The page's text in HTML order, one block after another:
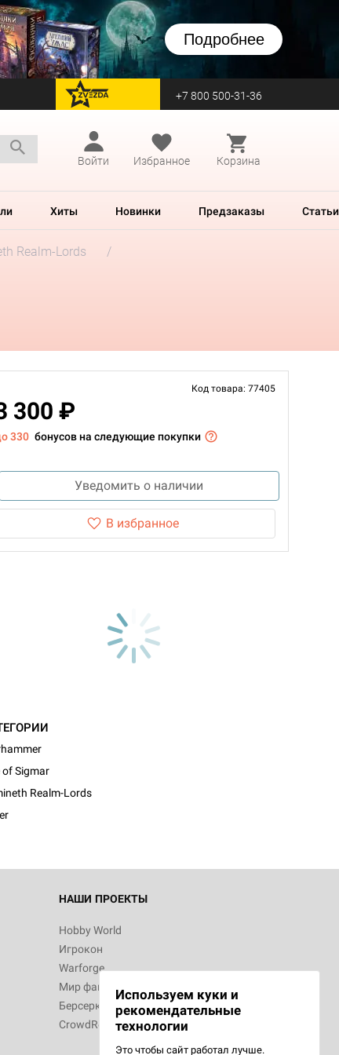
Подробнее
перейти на Zvezda +7 800 500-31-36
Войти
Избранное Корзина
Хиты Новинки Предзаказы Статьи
Realm-Lords
Код товара: 77405
300 ₽
330 бонусов на следующие покупки
Уведомить о наличии
В избранное
of Sigmar
Realm-Lords
НАШИ ПРОЕКТЫ
Hobby World
Игрокон
Warforge
Мир фантастики
Берсерк
CrowdRepublic
Используем куки и
рекомендательные
технологии
Это чтобы сайт работал лучше.